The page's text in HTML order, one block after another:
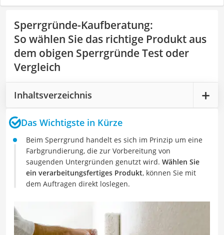
Sperrgründe-Kaufberatung:
So wählen Sie das richtige Produkt aus
dem obigen Sperrgründe Test oder
Vergleich
Inhaltsverzeichnis
Das Wichtigste in Kürze
Beim Sperrgrund handelt es sich im Prinzip um eine
Farbgrundierung, die zur Vorbereitung von
saugenden Untergründen genutzt wird. Wählen Sie
ein verarbeitungsfertiges Produkt, können Sie mit
dem Auftragen direkt loslegen.